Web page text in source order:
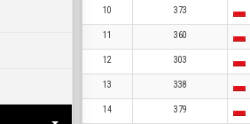
10 373
11 360
12 303
13 338
14 379